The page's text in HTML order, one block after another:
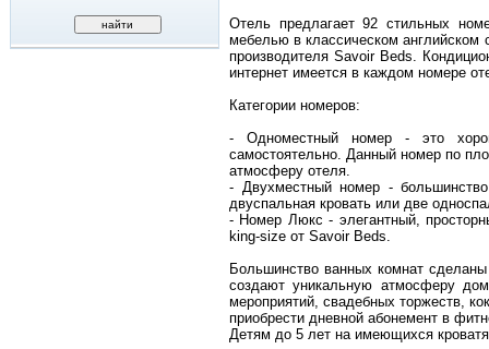
Отель предлагает 92 стильных
мебелью в классическом английском
производителя Savoir Beds.
интернет имеется в каждом номере
Категории номеров:
- Одноместный номер - это
самостоятельно. Данный номер по
атмосферу отеля.
- Двухместный номер -
двуспальная кровать или две
- Номер Люкс - элегантный,
king-size от Savoir Beds.
Большинство ванных комнат
создают уникальную атмосферу
мероприятий, свадебных торжеств,
приобрести дневной абонемент в
Детям до 5 лет на имеющихся